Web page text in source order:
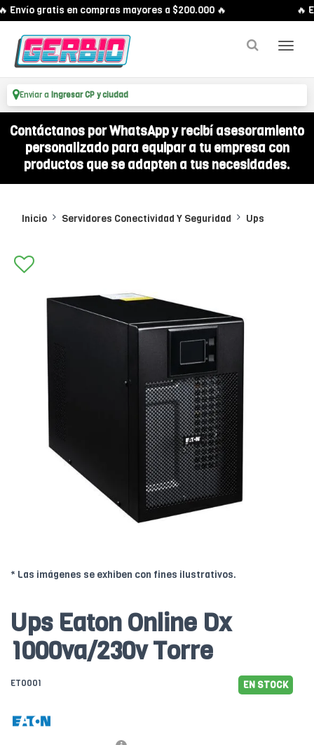
gratis en compras mayores a $200.000 🔥 🔥
Enviar a Ingresar CP y ciudad
Contáctanos por WhatsApp y recibí asesoramiento
personalizado para equipar a tu empresa con
productos que se adapten a tus necesidades.
Inicio Servidores Conectividad Y Seguridad Ups
* Las imágenes se exhiben con fines ilustrativos.
Ups Eaton Online Dx
1000va/230v Torre
ET0001 EN STOCK